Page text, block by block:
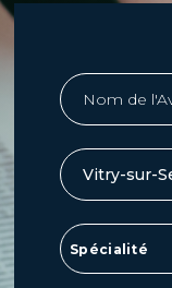
Spécialité